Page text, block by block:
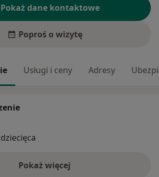
Pokaż dane kontaktowe
Poproś o wizytę
Usługi i ceny Adresy
Pokaż więcejo doświadczeniu